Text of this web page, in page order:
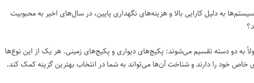
به دلیل کارایی بالا و هزینه‌های نگهداری پایین، در سال‌های اخیر به محبوبیت
به دو دسته تقسیم می‌شوند: پکیج‌های دیواری و پکیج‌های زمینی. هر یک از این نوع‌ها
خاص خود را دارند و شناخت آن‌ها می‌تواند به شما در انتخاب بهترین گزینه کمک کند.